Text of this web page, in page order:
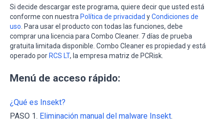
Si decide descargar este programa, quiere decir que usted está
conforme con nuestra Política de privacidad yCondiciones de
uso . Para usar el producto con todas las funciones, debe
comprar una licencia para Combo Cleaner. 7 días de prueba
gratuita limitada disponible. Combo Cleaner es propiedad y está
operado por RCS LT, la empresa matriz de PCRisk.
Menú de acceso rápido:
¿Qué es Insekt?
PASO 1. Eliminación manual del malware Insekt.